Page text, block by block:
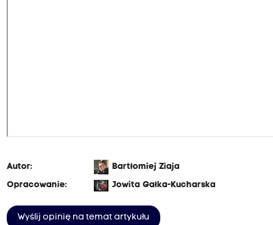
Autor:
Bartłomiej Ziaja
Opracowanie:
Jowita Gałka-Kucharska
Wyślij opinię na temat artykułu